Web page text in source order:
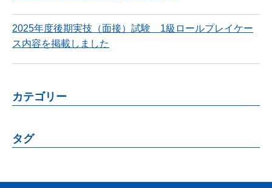
2025年度後期実技（面接）試験 1級ロールプレイケー
ス内容を掲載しました
カテゴリー
タグ